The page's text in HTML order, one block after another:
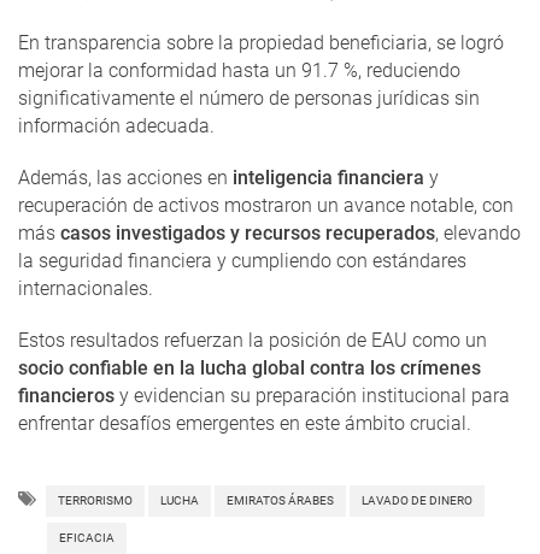
En transparencia sobre la propiedad beneficiaria, se logró
mejorar la conformidad hasta un 91.7 %, reduciendo
significativamente el número de personas jurídicas sin
información adecuada.
Además, las acciones en inteligencia financiera y
recuperación de activos mostraron un avance notable, con
más casos investigados y recursos recuperados, elevando
la seguridad financiera y cumpliendo con estándares
internacionales.
Estos resultados refuerzan la posición de EAU como un
socio confiable en la lucha global contra los crímenes
financieros y evidencian su preparación institucional para
enfrentar desafíos emergentes en este ámbito crucial.
TERRORISMO LUCHA EMIRATOS ÁRABES LAVADO DE DINERO
EFICACIA